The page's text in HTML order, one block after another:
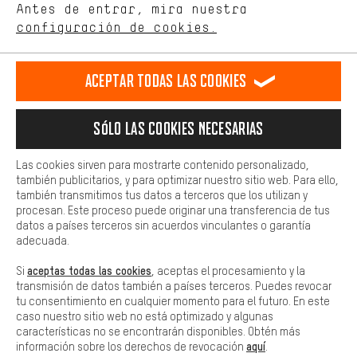
español
ES english Deutsch
RESCINDIR EL CONTRATO Comunidad de Aquisgrán
Aviso Legal Protección de datos Condiciones Generales
Plataforma de reportes Reciclaje de baterias
Configuración de las cookies Ajusta el contraste
Todos los precios indicados son en euros e sin MwSt, más
gastos de envío aEstados Unidos.
Antes de entrar, mira nuestra
configuración de cookies.
de nuestro sitio web y nuestra oferta de la tienda con tu
comportamiento de compra.
Más confort
cookies de comodidad, creamos enlaces a plataformas de redes
sociales. Esto nos permite proporcionarle más contenido e
adicionales que le ayudarán a encontrar los productos adecuados.
preguntas de forma rápida y sencilla.
Básica
Las cookies básicas aseguran que puedas usar nuestro sitio web.
Aceptar todas las cookies
Sólo las cookies necesarias
Las cookies sirven para mostrarte contenido personalizado,
también publicitarios, y para optimizar nuestro sitio web. Para ello,
también transmitimos tus datos a terceros que los utilizan y
procesan. Este proceso puede originar una transferencia de tus
datos a países terceros sin acuerdos vinculantes o garantía
adecuada.
Si aceptas todas las cookies , aceptas el procesamiento y la
transmisión de datos también a países terceros. Puedes revocar
tu consentimiento en cualquier momento para el futuro. En este
caso nuestro sitio web no está optimizado y algunas
características no se encontrarán disponibles. Obtén más
información sobre los derechos de revocación aquí.